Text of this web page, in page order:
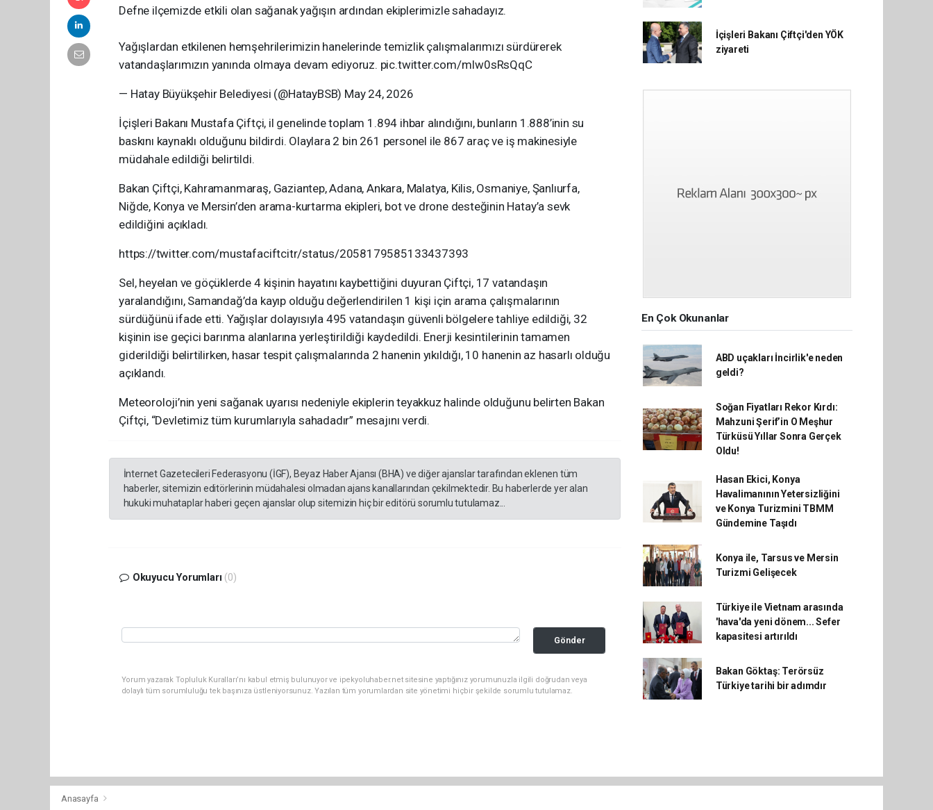
Defne ilçemizde etkili olan sağanak yağışın ardından ekiplerimizle sahadayız.
Yağışlardan etkilenen hemşehrilerimizin hanelerinde temizlik çalışmalarımızı sürdürerek
vatandaşlarımızın yanında olmaya devam ediyoruz. pic.twitter.com/mIw0sRsQqC
— Hatay Büyükşehir Belediyesi (@HatayBSB) May 24, 2026
İçişleri Bakanı Mustafa Çiftçi, il genelinde toplam 1.894 ihbar alındığını, bunların 1.888’inin su
baskını kaynaklı olduğunu bildirdi. Olaylara 2 bin 261 personel ile 867 araç ve iş makinesiyle
müdahale edildiği belirtildi.
Bakan Çiftçi, Kahramanmaraş, Gaziantep, Adana, Ankara, Malatya, Kilis, Osmaniye, Şanlıurfa,
Niğde, Konya ve Mersin’den arama-kurtarma ekipleri, bot ve drone desteğinin Hatay’a sevk
edildiğini açıkladı.
https://twitter.com/mustafaciftcitr/status/2058179585133437393
Sel, heyelan ve göçüklerde 4 kişinin hayatını kaybettiğini duyuran Çiftçi, 17 vatandaşın
yaralandığını, Samandağ’da kayıp olduğu değerlendirilen 1 kişi için arama çalışmalarının
sürdüğünü ifade etti. Yağışlar dolayısıyla 495 vatandaşın güvenli bölgelere tahliye edildiği, 32
kişinin ise geçici barınma alanlarına yerleştirildiği kaydedildi. Enerji kesintilerinin tamamen
giderildiği belirtilirken, hasar tespit çalışmalarında 2 hanenin yıkıldığı, 10 hanenin az hasarlı olduğu
açıklandı.
Meteoroloji’nin yeni sağanak uyarısı nedeniyle ekiplerin teyakkuz halinde olduğunu belirten Bakan
Çiftçi, “Devletimiz tüm kurumlarıyla sahadadır” mesajını verdi.
İnternet Gazetecileri Federasyonu (İGF), Beyaz Haber Ajansı (BHA) ve diğer ajanslar tarafından eklenen tüm
haberler, sitemizin editörlerinin müdahalesi olmadan ajans kanallarından çekilmektedir. Bu haberlerde yer alan
hukuki muhataplar haberi geçen ajanslar olup sitemizin hiç bir editörü sorumlu tutulamaz...
Okuyucu Yorumları (0)
Gönder
Yorum yazarak Topluluk Kuralları’nı kabul etmiş bulunuyor ve ipekyoluhaber.net sitesine yaptığınız yorumunuzla ilgili doğrudan veya
dolaylı tüm sorumluluğu tek başınıza üstleniyorsunuz. Yazılan tüm yorumlardan site yönetimi hiçbir şekilde sorumlu tutulamaz.
İçişleri Bakanı Çiftçi'den YÖK
ziyareti
En Çok Okunanlar
ABD uçakları İncirlik'e neden
geldi?
Soğan Fiyatları Rekor Kırdı:
Mahzuni Şerif’in O Meşhur
Türküsü Yıllar Sonra Gerçek
Oldu!
Hasan Ekici, Konya
Havalimanının Yetersizliğini
ve Konya Turizmini TBMM
Gündemine Taşıdı
Konya ile, Tarsus ve Mersin
Turizmi Gelişecek
Türkiye ile Vietnam arasında
'hava'da yeni dönem... Sefer
kapasitesi artırıldı
Bakan Göktaş: Terörsüz
Türkiye tarihi bir adımdır
Anasayfa